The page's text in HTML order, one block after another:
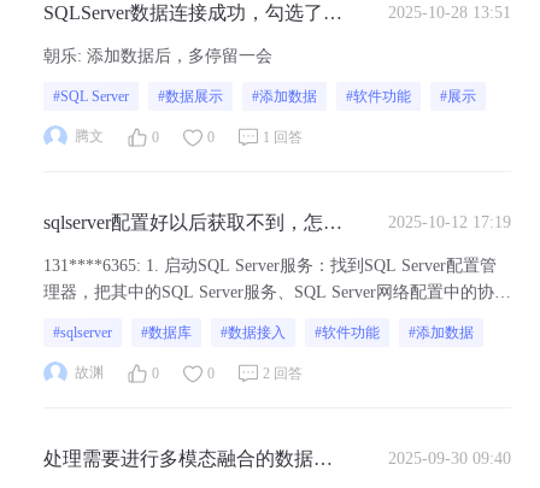
SQLServer数据连接成功，勾选了列
显示
2025-10-28 13:51
朝乐: 添加数据后，多停留一会
#SQL Server #数据展示 #添加数据 #软件功能 #展示
腾文 0 0 1 回答
sqlserver配置好以后获取不到，怎么
2025-10-12 17:19
131****6365: 1. 启动SQL Server服务：找到SQL Server配置管
理器，把其中的SQL Server服务、SQL Server网络配置中的协议
始>SQL Server2014>SQLC Server配置管理器&g...
#sqlserver #数据库 #数据接入 #软件功能 #添加数据
故渊 0 0 2 回答
处理需要进行多模态融合的数据
2025-09-30 09:40